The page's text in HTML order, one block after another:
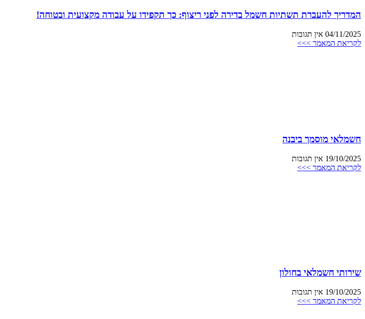
המדריך להעברת תשתיות חשמל בדירה לפני ריצוף: כך תקפידו על עבודה מקצועית ובטוחה!
04/11/2025 אין תגובות
לקריאת המאמר >>>
חשמלאי מוסמך ביבנה
19/10/2025 אין תגובות
לקריאת המאמר >>>
שירותי חשמלאי בחולון
19/10/2025 אין תגובות
לקריאת המאמר >>>